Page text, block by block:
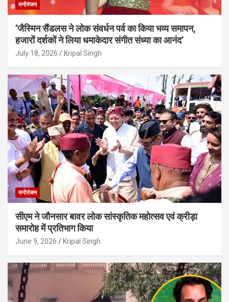
मनोरंजन
’जैस्मिन सैंडलस ने लोक संवर्धन पर्व का किया भव्य समापन,
हजारों दर्शकों ने लिया धमाकेदार संगीत संध्या का आनंद’
July 18, 2026 Kripal Singh
मनोरंजन
सीएम ने जौनसार बावर लोक सांस्कृतिक महोत्सव एवं क्रीड़ा
समारोह में प्रतिभाग किया
June 9, 2026 Kripal Singh